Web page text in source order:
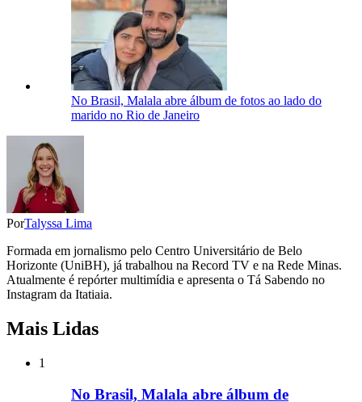
No Brasil, Malala abre álbum de fotos ao lado do
marido no Rio de Janeiro
PorTalyssa Lima
Formada em jornalismo pelo Centro Universitário de Belo
Horizonte (UniBH), já trabalhou na Record TV e na Rede Minas.
Atualmente é repórter multimídia e apresenta o Tá Sabendo no
Instagram da Itatiaia.
Mais Lidas
1
No Brasil, Malala abre álbum de